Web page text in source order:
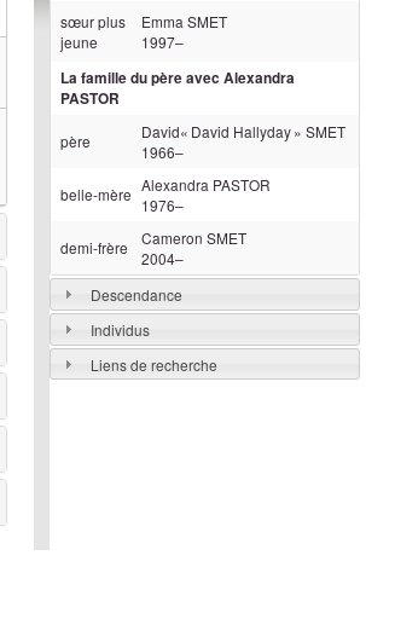
sœur plus
jeune
Emma SMET
1997–
La famille du père avecAlexandra
PASTOR
père David« David Hallyday »SMET
1966–
belle-mère Alexandra PASTOR
1976–
demi-frère Cameron SMET
2004–
Descendance
Individus
Liens de recherche